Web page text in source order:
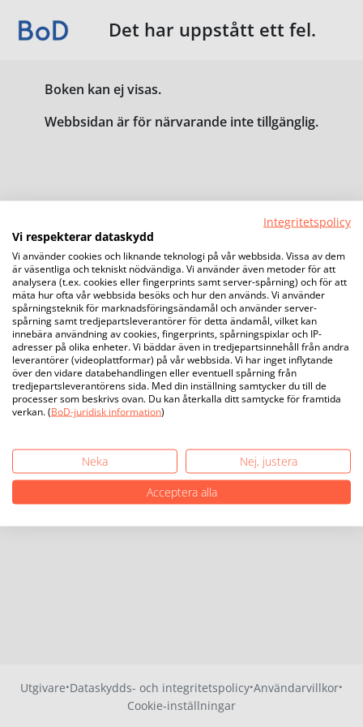
Det har uppstått ett fel.
Boken kan ej visas.
Webbsidan är för närvarande inte tillgänglig.
Utgivare·Dataskydds- och integritetspolicy·Användarvillkor·
Cookie-inställningar
Integritetspolicy
Vi respekterar dataskydd
Vi använder cookies och liknande teknologi på vår webbsida. Vissa av dem
är väsentliga och tekniskt nödvändiga. Vi använder även metoder för att
analysera (t.ex. cookies eller fingerprints samt server-spårning) och för att
mäta hur ofta vår webbsida besöks och hur den används. Vi använder
spårningsteknik för marknadsföringsändamål och använder server-
spårning samt tredjepartsleverantörer för detta ändamål, vilket kan
innebära användning av cookies, fingerprints, spårningspixlar och IP-
adresser på olika enheter. Vi bäddar även in tredjepartsinnehåll från andra
leverantörer (videoplattformar) på vår webbsida. Vi har inget inflytande
över den vidare databehandlingen eller eventuell spårning från
tredjepartsleverantörens sida. Med din inställning samtycker du till de
processer som beskrivs ovan. Du kan återkalla ditt samtycke för framtida
verkan. (BoD-juridisk information)
Neka
Nej, justera
Acceptera alla